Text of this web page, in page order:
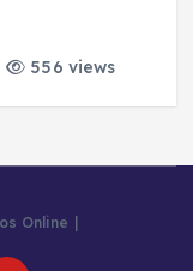
556 views
Online |